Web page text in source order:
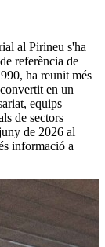
al Pirineu s'ha
referència de
ha reunit més
en un
equips
de sectors
de 2026 al
informació a